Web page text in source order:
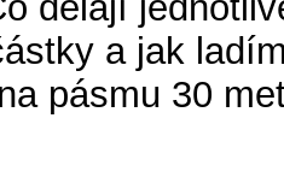
a jak
pásmu 30